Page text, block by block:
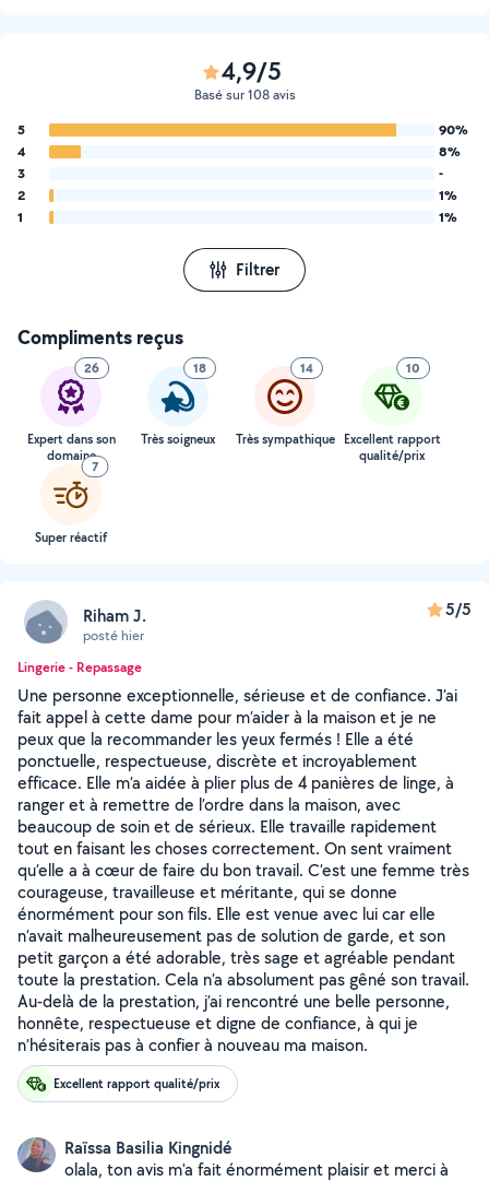
4,9/5
Basé sur 108 avis
5
90%
4
8%
3
-
2
1%
1
1%
Filtrer
Compliments reçus
26
Expert dans son
domaine
18
Très soigneux
14
Très sympathique
10
Excellent rapport
qualité/prix
7
Super réactif
Riham J.
posté hier
5/5
Lingerie - Repassage
Une personne exceptionnelle, sérieuse et de confiance. J’ai
fait appel à cette dame pour m’aider à la maison et je ne
peux que la recommander les yeux fermés ! Elle a été
ponctuelle, respectueuse, discrète et incroyablement
efficace. Elle m’a aidée à plier plus de 4 panières de linge, à
ranger et à remettre de l’ordre dans la maison, avec
beaucoup de soin et de sérieux. Elle travaille rapidement
tout en faisant les choses correctement. On sent vraiment
qu’elle a à cœur de faire du bon travail. C’est une femme très
courageuse, travailleuse et méritante, qui se donne
énormément pour son fils. Elle est venue avec lui car elle
n’avait malheureusement pas de solution de garde, et son
petit garçon a été adorable, très sage et agréable pendant
toute la prestation. Cela n’a absolument pas gêné son travail.
Au-delà de la prestation, j’ai rencontré une belle personne,
honnête, respectueuse et digne de confiance, à qui je
n’hésiterais pas à confier à nouveau ma maison.
Excellent rapport qualité/prix
Raïssa Basilia Kingnidé
olala, ton avis m'a fait énormément plaisir et merci à